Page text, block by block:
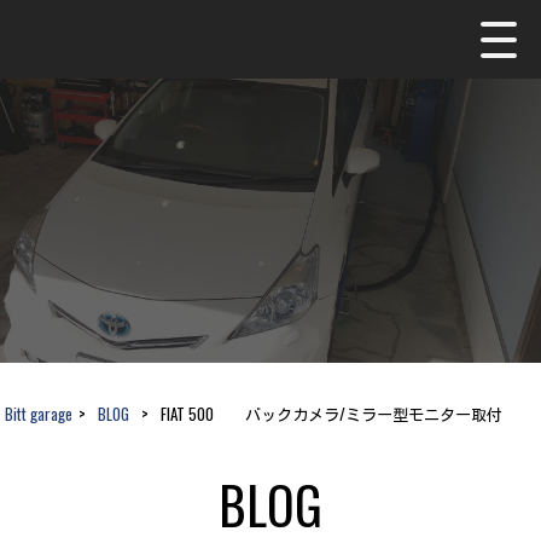
Bitt garage > BLOG > FIAT 500 バックカメラ/ミラー型モニター取付
BLOG